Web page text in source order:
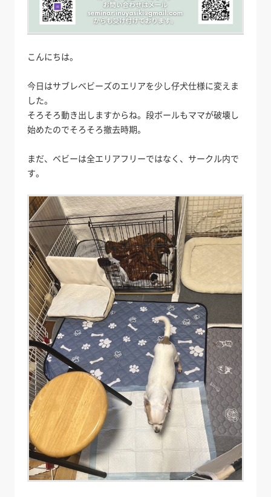
こんにちは。
今日はサブレベビーズのエリアを少し仔犬仕様に変えま
した。
そろそろ動き出しますからね。段ボールもママが破壊し
始めたのでそろそろ撤去時期。
まだ、ベビーは全エリアフリーではなく、サークル内で
す。